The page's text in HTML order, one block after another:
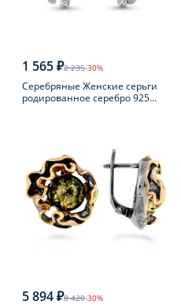
1 565 ₽2 235-30%
Серебряные Женские серьги
родированное серебро 925
5 894 ₽8 420-30%